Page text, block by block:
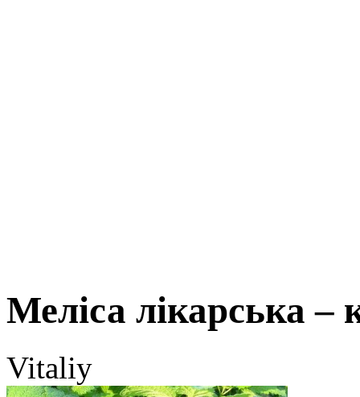
Меліса лікарська –
Vitaliy